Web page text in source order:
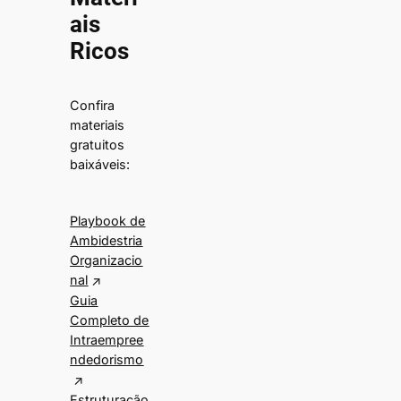
ais
Ricos
Confira
materiais
gratuitos
baixáveis:
Playbook de
Ambidestria
Organizacio
nal
Guia
Completo de
Intraempree
ndedorismo